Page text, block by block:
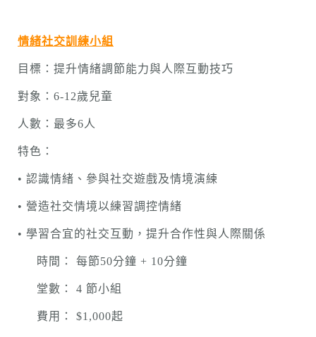
情緒社交訓練小組
目標：提升情緒調節能力與人際互動技巧
對象：6-12歲兒童
人數：最多6人
特色：
• 認識情緒、參與社交遊戲及情境演練
• 營造社交情境以練習調控情緒
• 學習合宜的社交互動，提升合作性與人際關係
時間： 每節50分鐘 + 10分鐘
堂數： 4 節小組
費用： $1,000起